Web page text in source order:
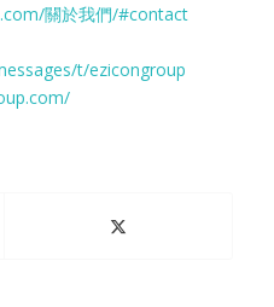
關於我們/#contact
t/ezicongroup